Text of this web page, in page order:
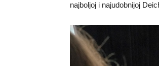
najboljoj i najudobnijoj